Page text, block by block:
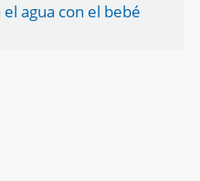
agua con el bebé